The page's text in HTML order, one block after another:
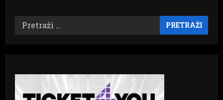
Kako
zaštititi
novinare,
bez
Pretraži: